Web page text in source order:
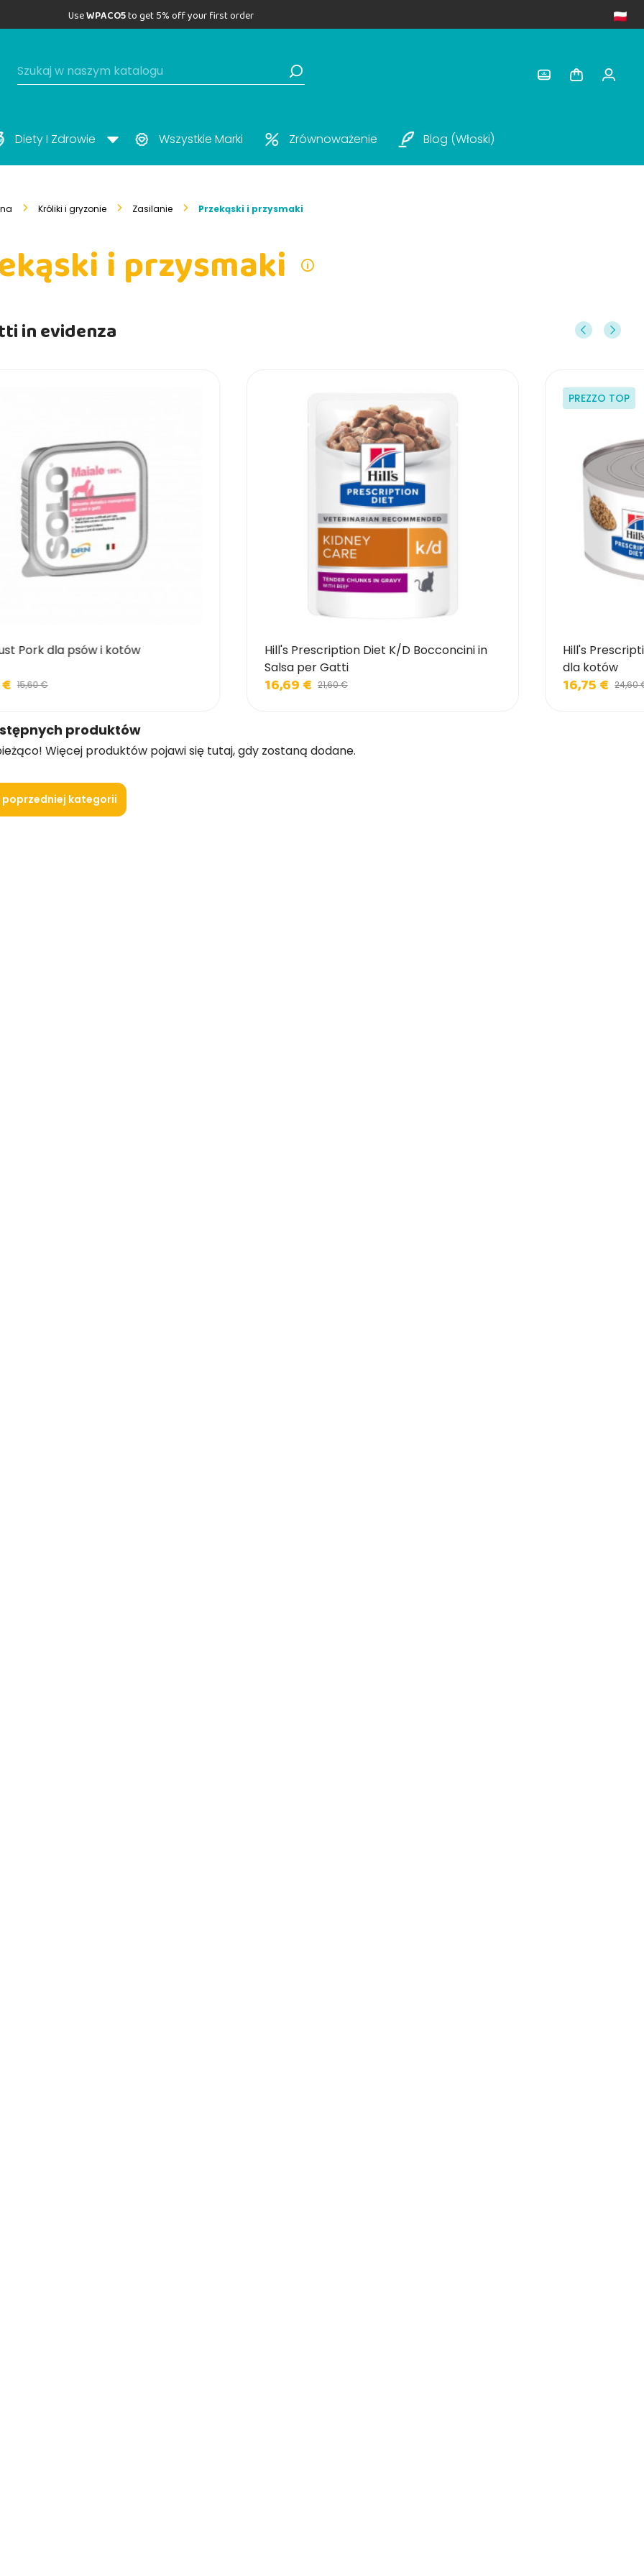
UseWPACO5to get 5% off your first order
Diety I Zdrowie Wszystkie Marki Zrównoważenie Blog (włoski)
Króliki i gryzonie Zasilanie Przekąski i przysmaki
i przysmaki
in evidenza
Pork dla psów i kotów
15,60 €
Hill's Prescription Diet K/D Bocconcini in
Salsa per Gatti
16,69 € 21,60 €
PREZZO TOP
Hill's
dla kotów
16,75 € 24,60
produktów
Więcej produktów pojawi się tutaj, gdy zostaną dodane.
poprzedniej kategorii